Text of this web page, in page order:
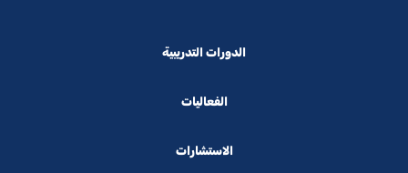
الدورات التدريبية
الفعاليات
الاستشارات